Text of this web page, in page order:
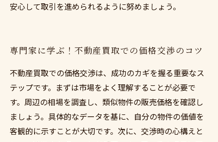
安心して取引を進められるように努めましょう。
専門家に学ぶ！不動産買取での価格交渉のコツ
不動産買取での価格交渉は、成功のカギを握る重要なス
テップです。まずは市場をよく理解することが必要で
す。周辺の相場を調査し、類似物件の販売価格を確認し
ましょう。具体的なデータを基に、自分の物件の価値を
客観的に示すことが大切です。次に、交渉時の心構えと